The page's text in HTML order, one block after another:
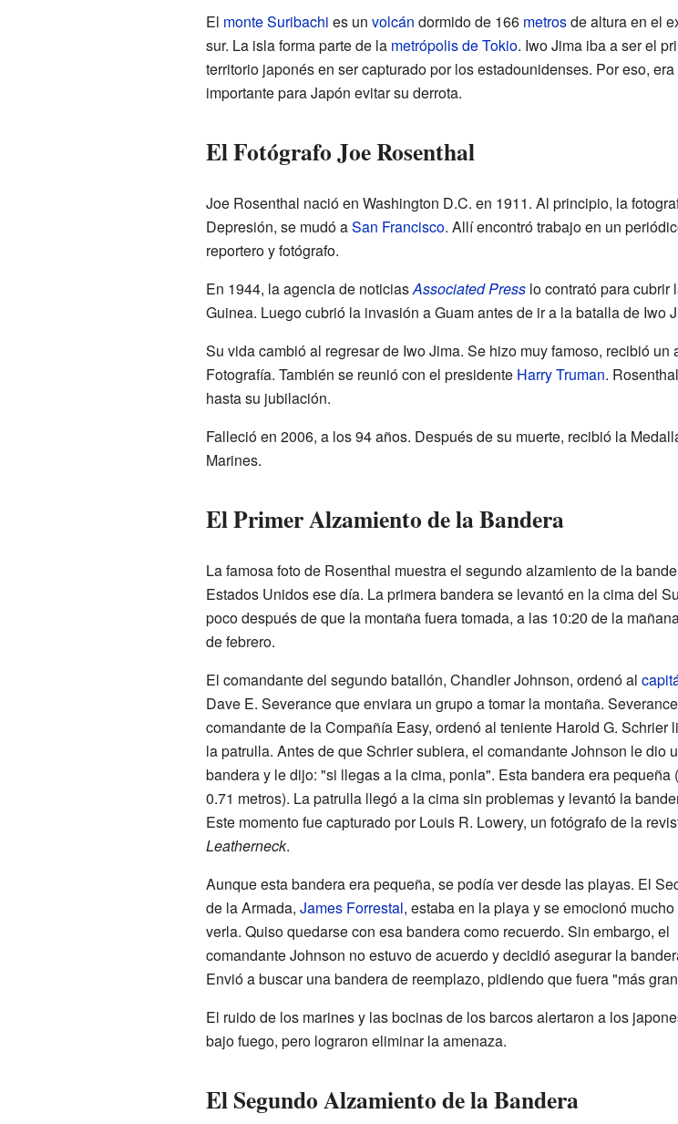
El monte Suribachi es un volcán dormido de 166 metrosde altura en el
sur. La isla forma parte de la metrópolis de Tokio. Iwo Jima iba a ser el
territorio japonés en ser capturado por los estadounidenses. Por eso, era
importante para Japón evitar su derrota.
El Fotógrafo Joe Rosenthal
Joe Rosenthal nació en Washington D.C. en 1911. Al principio, la
Depresión, se mudó aSan Francisco. Allí encontró trabajo en un
reportero y fotógrafo.
En 1944, la agencia de noticiasAssociated Presslo contrató para cubrir
Guinea. Luego cubrió la invasión a Guam antes de ir a la batalla de Iwo
Su vida cambió al regresar de Iwo Jima. Se hizo muy famoso, recibió
Fotografía. También se reunió con el presidente Harry Truman.
hasta su jubilación.
Falleció en 2006, a los 94 años. Después de su muerte, recibió la
Marines.
El Primer Alzamiento de la Bandera
La famosa foto de Rosenthal muestra el segundo alzamiento de la
Estados Unidos ese día. La primera bandera se levantó en la cima del
poco después de que la montaña fuera tomada, a las 10:20 de la
de febrero.
El comandante del segundo batallón, Chandler Johnson, ordenó al
Dave E. Severance que enviara un grupo a tomar la montaña.
comandante de la Compañía Easy, ordenó al teniente Harold G. Schrier
la patrulla. Antes de que Schrier subiera, el comandante Johnson le dio
bandera y le dijo: "si llegas a la cima, ponla". Esta bandera era pequeña
0.71 metros). La patrulla llegó a la cima sin problemas y levantó la
Este momento fue capturado por Louis R. Lowery, un fotógrafo de la
Leatherneck.
Aunque esta bandera era pequeña, se podía ver desde las playas. El
de la Armada, James Forrestal, estaba en la playa y se emocionó mucho
verla. Quiso quedarse con esa bandera como recuerdo. Sin embargo, el
comandante Johnson no estuvo de acuerdo y decidió asegurar la
Envió a buscar una bandera de reemplazo, pidiendo que fuera "más
El ruido de los marines y las bocinas de los barcos alertaron a los
bajo fuego, pero lograron eliminar la amenaza.
El Segundo Alzamiento de la Bandera